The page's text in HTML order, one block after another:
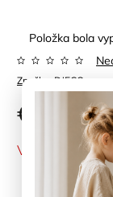
Položka bola
Značka: DJECO
€9,90
VYPREDANÉ